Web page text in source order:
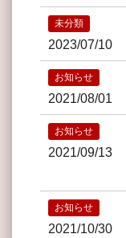
未分類
2023/07/10
お知らせ
2021/08/01
お知らせ
2021/09/13
お知らせ
2021/10/30